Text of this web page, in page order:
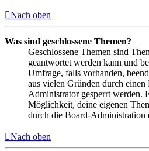
Nach oben
Was sind geschlossene Themen?
Geschlossene Themen sind
geantwortet werden kann und
Umfrage, falls vorhanden,
aus vielen Gründen durch einen
Administrator gesperrt werden.
Möglichkeit, deine eigenen
durch die Board-Administration
Nach oben